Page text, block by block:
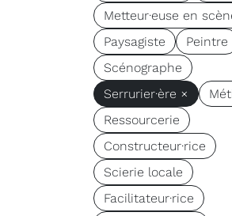
Metteur·euse en
Paysagiste
Peintre
Scénographe
Serrurier·ère ×
Ressourcerie
Constructeur·rice
Scierie locale
Facilitateur·rice